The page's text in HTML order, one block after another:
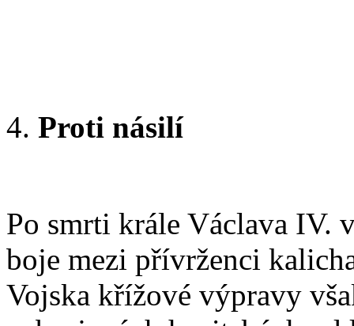
Proti násilí
Po smrti krále Václava IV.
boje mezi přívrženci
Vojska křížové výpravy